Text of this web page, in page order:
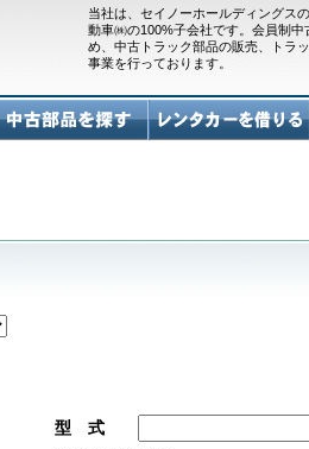
当社は、セイノーホールディングス
動車㈱の100%子会社です。会員制
め、中古トラック部品の販売、トラ
事業を行っております。
型 式